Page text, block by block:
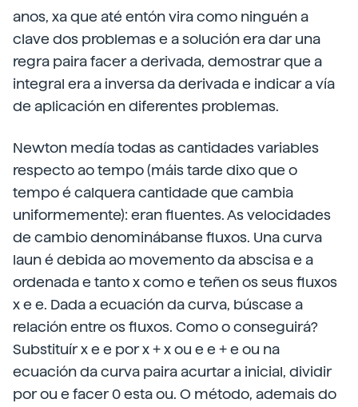
anos, xa que até entón vira como ninguén a
clave dos problemas e a solución era dar una
regra paira facer a derivada, demostrar que a
integral era a inversa da derivada e indicar a vía
de aplicación en diferentes problemas.
Newton medía todas as cantidades variables
respecto ao tempo (máis tarde dixo que o
tempo é calquera cantidade que cambia
uniformemente): eran fluentes. As velocidades
de cambio denominábanse fluxos. Una curva
laun é debida ao movemento da abscisa e a
ordenada e tanto x como e teñen os seus fluxos
x e e. Dada a ecuación da curva, búscase a
relación entre os fluxos. Como o conseguirá?
Substituír x e e por x + x ou e e + e ou na
ecuación da curva paira acurtar a inicial, dividir
por ou e facer 0 esta ou. O método, ademais do